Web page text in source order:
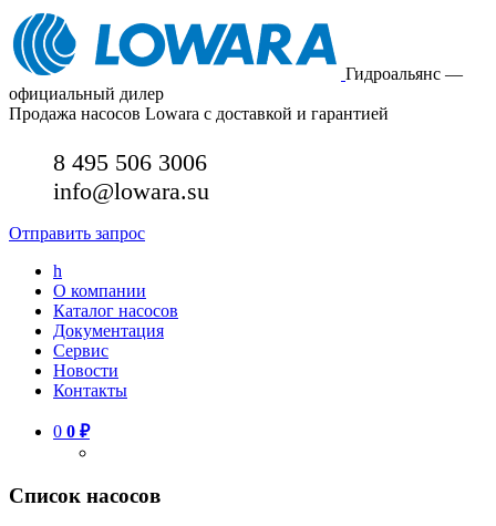
Гидроальянс —
официальный дилер
Продажа насосов Lowara с доставкой и гарантией
8 495 506 3006
info@lowara.su
Отправить запрос
h
О компании
Каталог насосов
Документация
Сервис
Новости
Контакты
0 0 ₽
Список насосов